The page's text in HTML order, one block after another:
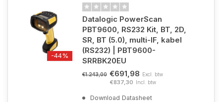
-44%
Datalogic PowerScan
PBT9600, RS232 Kit, BT, 2D,
SR, BT (5.0), multi-IF, kabel
(RS232) | PBT9600-
SRRBK20EU
€1.243,00 €691,98 Excl. btw
€837,30 Incl. btw
Download Datasheet